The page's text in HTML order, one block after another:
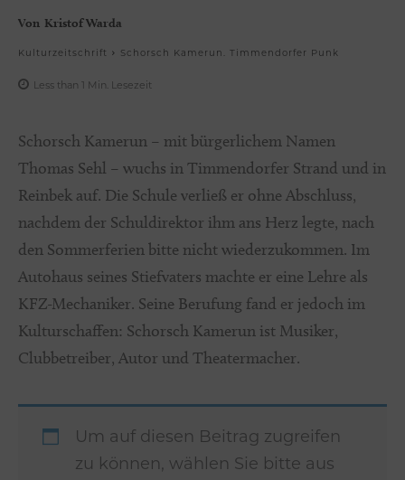
Von Kristof Warda
Kulturzeitschrift Schorsch Kamerun. Timmendorfer Punk
Less than 1 Min. Lesezeit
Schorsch Kamerun – mit bürgerlichem Namen
Thomas Sehl – wuchs in Timmendorfer Strand und in
Reinbek auf. Die Schule verließ er ohne Abschluss,
nachdem der Schuldirektor ihm ans Herz legte, nach
den Sommerferien bitte nicht wiederzukommen. Im
Autohaus seines Stiefvaters machte er eine Lehre als
KFZ-Mechaniker. Seine Berufung fand er jedoch im
Kulturschaffen: Schorsch Kamerun ist Musiker,
Clubbetreiber, Autor und Theatermacher.
Um auf diesen Beitrag zugreifen
zu können, wählen Sie bitte aus